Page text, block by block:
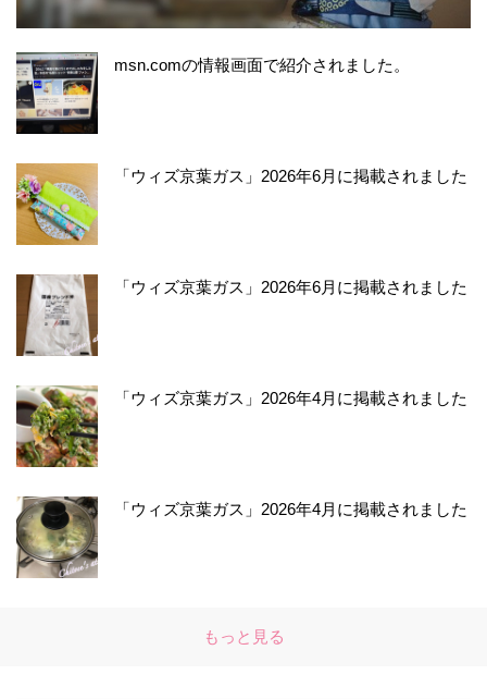
msn.comの情報画面で紹介されました。
「ウィズ京葉ガス」2026年6月に掲載されました
「ウィズ京葉ガス」2026年6月に掲載されました
「ウィズ京葉ガス」2026年4月に掲載されました
「ウィズ京葉ガス」2026年4月に掲載されました
もっと見る